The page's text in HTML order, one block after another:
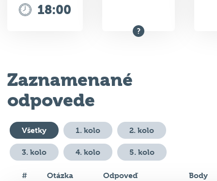
18:00
Zaznamenané
odpovede
Všetky 1. kolo 2. kolo
3. kolo 4. kolo 5. kolo
# Otázka Odpoveď Body